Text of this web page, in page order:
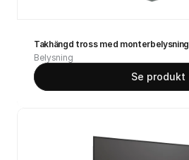
Takhängd tross med monterbelysning
Belysning
Se produkt